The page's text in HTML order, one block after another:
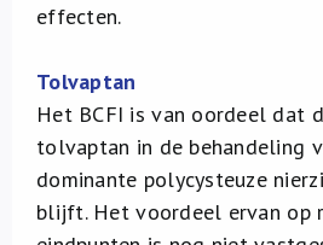
effecten.
Tolvaptan
Het BCFI is van oordeel dat
tolvaptan in de behandeling
dominante polycysteuze
blijft. Het voordeel ervan op